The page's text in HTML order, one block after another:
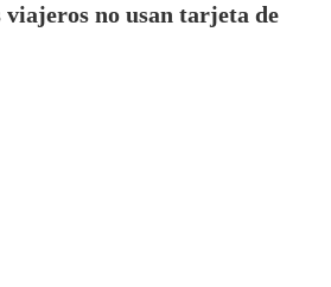
viajeros no usan tarjeta de